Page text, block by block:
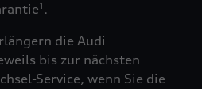
1 .
die Audi
bis zur nächsten
Service, wenn Sie die